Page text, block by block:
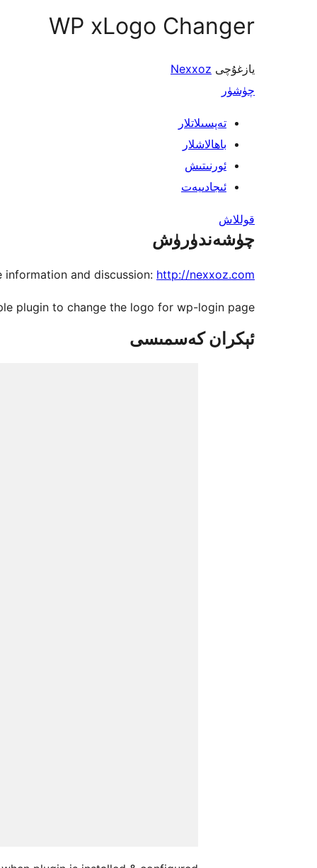
WP xLogo Changer
يازغۇچى Nexxoz
چۈشۈر
تەپسىلاتلار
باھالاشلار
ئورنىتىش
ئىجادىيەت
قوللاش
چۈشەندۈرۈش
and discussion: http://nexxoz.com/
plugin to change the logo for wp-login page.
ئېكران كەسمىسى